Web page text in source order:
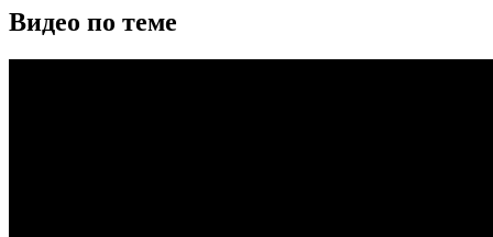
Видео по теме